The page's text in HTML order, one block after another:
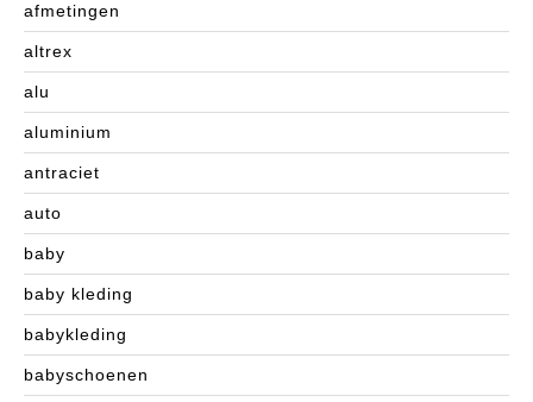
afmetingen
altrex
alu
aluminium
antraciet
auto
baby
baby kleding
babykleding
babyschoenen